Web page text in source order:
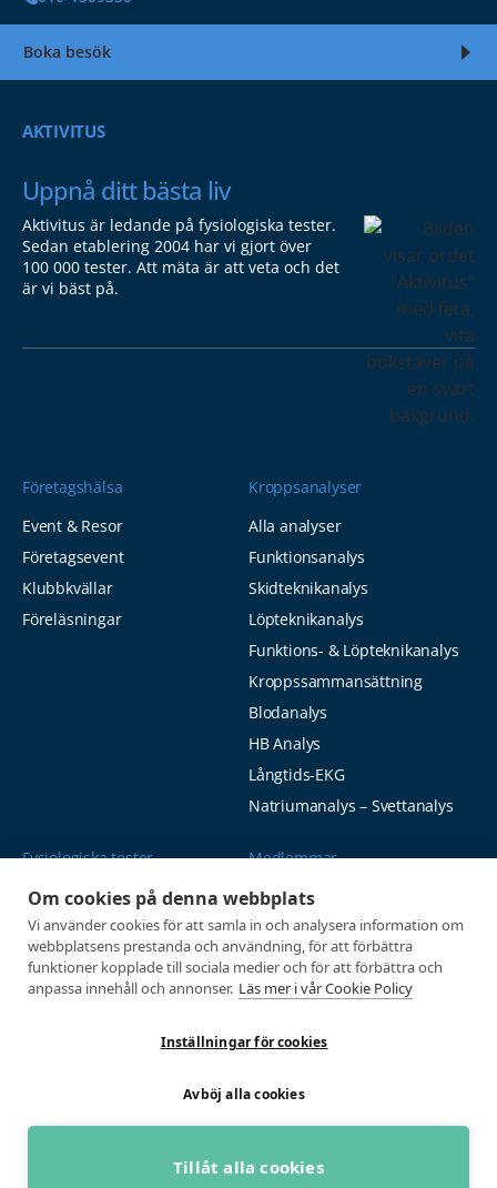
Om cookies på denna webbplats
Vi använder cookies för att samla in och analysera information om
webbplatsens prestanda och användning, för att förbättra
funktioner kopplade till sociala medier och för att förbättra och
anpassa innehåll och annonser. Läs mer i vår Cookie Policy
Inställningar för cookies
Avböj alla cookies
Tillåt alla cookies
Boka besök
AKTIVITUS
Uppnå ditt bästa liv
Aktivitus är ledande på fysiologiska tester.
Sedan etablering 2004 har vi gjort över
100 000 tester. Att mäta är att veta och det
är vi bäst på.
Företagshälsa
Event & Resor
Företagsevent
Klubbkvällar
Föreläsningar
Kroppsanalyser
Alla analyser
Funktionsanalys
Skidteknikanalys
Löpteknikanalys
Funktions- & Löpteknikanalys
Kroppssammansättning
Blodanalys
HB Analys
Långtids-EKG
Natriumanalys – Svettanalys
Fysiologiska tester
Alla tester
Tröskeltest cykel
Tröskeltest löpning
Tröskeltest skidor
VO2max-test
Medlemmar
Mina sidor
Vanliga frågor
AUTOGIRO
© 2026